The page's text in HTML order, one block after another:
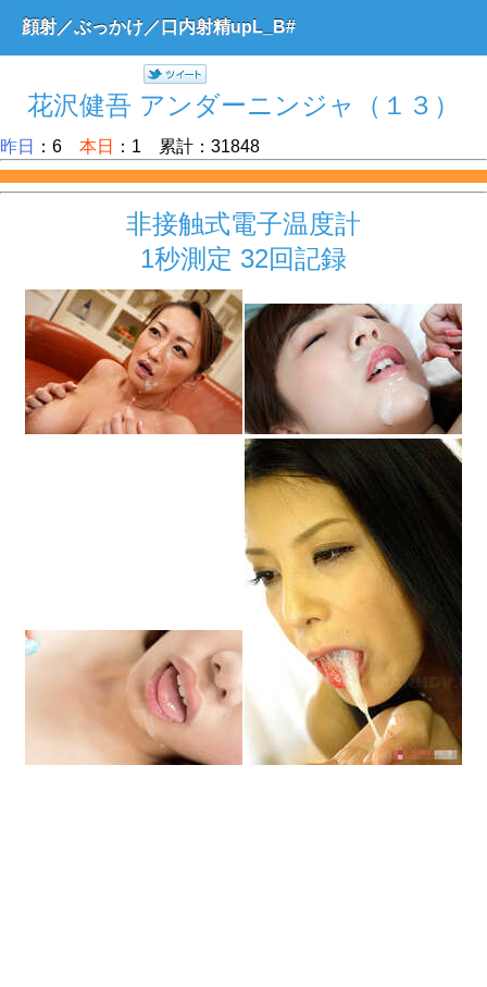
顔射／ぶっかけ／口内射精upL_B#
花沢健吾 アンダーニンジャ（１３）
昨日 ：6 本日 ：1 累計：31848
非接触式電子温度計
1秒測定 32回記録